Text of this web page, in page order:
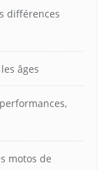
différences
âges
motos de